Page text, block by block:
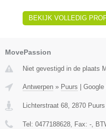
BEKIJK VOLLEDIG
MovePassion
Niet gevestigd in de plaats
Antwerpen » Puurs Google
Lichterstraat 68, 2870 Puurs
Tel: 0477188628, Fax: -,